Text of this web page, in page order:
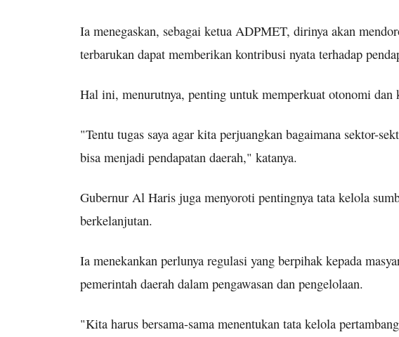
Ia menegaskan, sebagai ketua ADPMET, dirinya akan
terbarukan dapat memberikan kontribusi nyata terhadap
Hal ini, menurutnya, penting untuk memperkuat otonomi dan
"Tentu tugas saya agar kita perjuangkan bagaimana sektor-
bisa menjadi pendapatan daerah," katanya.
Gubernur Al Haris juga menyoroti pentingnya tata kelola
berkelanjutan.
Ia menekankan perlunya regulasi yang berpihak kepada
pemerintah daerah dalam pengawasan dan pengelolaan.
"Kita harus bersama-sama menentukan tata kelola